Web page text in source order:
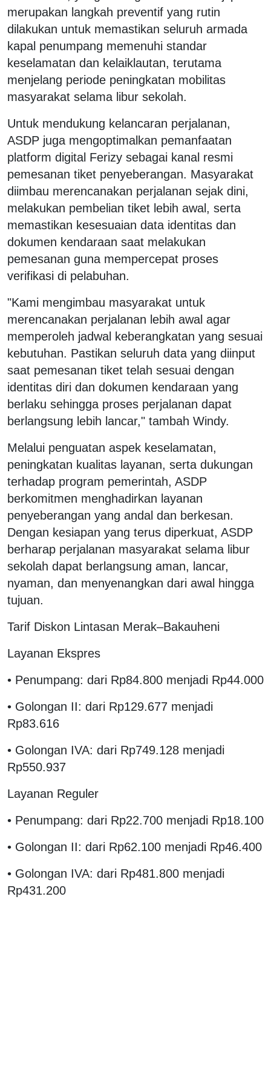
merupakan langkah preventif yang rutin
dilakukan untuk memastikan seluruh armada
kapal penumpang memenuhi standar
keselamatan dan kelaiklautan, terutama
menjelang periode peningkatan mobilitas
masyarakat selama libur sekolah.
Untuk mendukung kelancaran perjalanan,
ASDP juga mengoptimalkan pemanfaatan
platform digital Ferizy sebagai kanal resmi
pemesanan tiket penyeberangan. Masyarakat
diimbau merencanakan perjalanan sejak dini,
melakukan pembelian tiket lebih awal, serta
memastikan kesesuaian data identitas dan
dokumen kendaraan saat melakukan
pemesanan guna mempercepat proses
verifikasi di pelabuhan.
"Kami mengimbau masyarakat untuk
merencanakan perjalanan lebih awal agar
memperoleh jadwal keberangkatan yang sesuai
kebutuhan. Pastikan seluruh data yang diinput
saat pemesanan tiket telah sesuai dengan
identitas diri dan dokumen kendaraan yang
berlaku sehingga proses perjalanan dapat
berlangsung lebih lancar," tambah Windy.
Melalui penguatan aspek keselamatan,
peningkatan kualitas layanan, serta dukungan
terhadap program pemerintah, ASDP
berkomitmen menghadirkan layanan
penyeberangan yang andal dan berkesan.
Dengan kesiapan yang terus diperkuat, ASDP
berharap perjalanan masyarakat selama libur
sekolah dapat berlangsung aman, lancar,
nyaman, dan menyenangkan dari awal hingga
tujuan.
Tarif Diskon Lintasan Merak–Bakauheni
Layanan Ekspres
• Penumpang: dari Rp84.800 menjadi Rp44.000
• Golongan II: dari Rp129.677 menjadi
Rp83.616
• Golongan IVA: dari Rp749.128 menjadi
Rp550.937
Layanan Reguler
• Penumpang: dari Rp22.700 menjadi Rp18.100
• Golongan II: dari Rp62.100 menjadi Rp46.400
• Golongan IVA: dari Rp481.800 menjadi
Rp431.200